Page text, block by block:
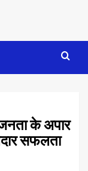
के अपार
सफलता